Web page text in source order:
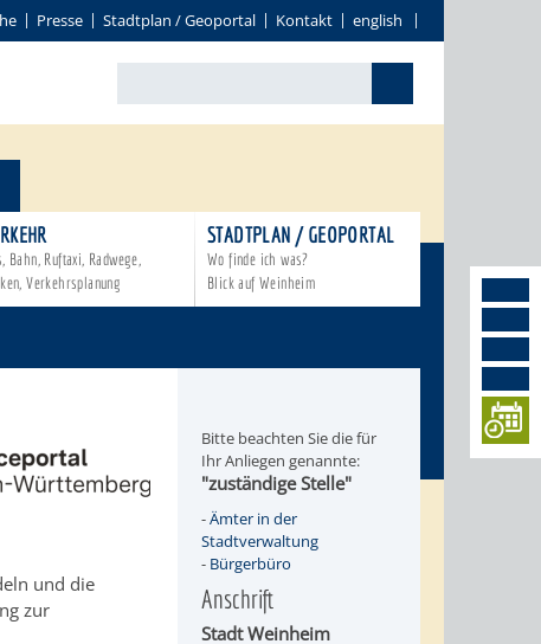
Presse Stadtplan / Geoportal Kontakt english
Bahn, Ruftaxi, Radwege,
Verkehrsplanung
STADTPLAN / GEOPORTAL
Wo finde ich was?
Blick auf Weinheim
und die
zur
Bitte beachten Sie die für
Ihr Anliegen genannte:
"zuständige Stelle"
-Ämter in der
Stadtverwaltung
- Bürgerbüro
Anschrift
Stadt Weinheim